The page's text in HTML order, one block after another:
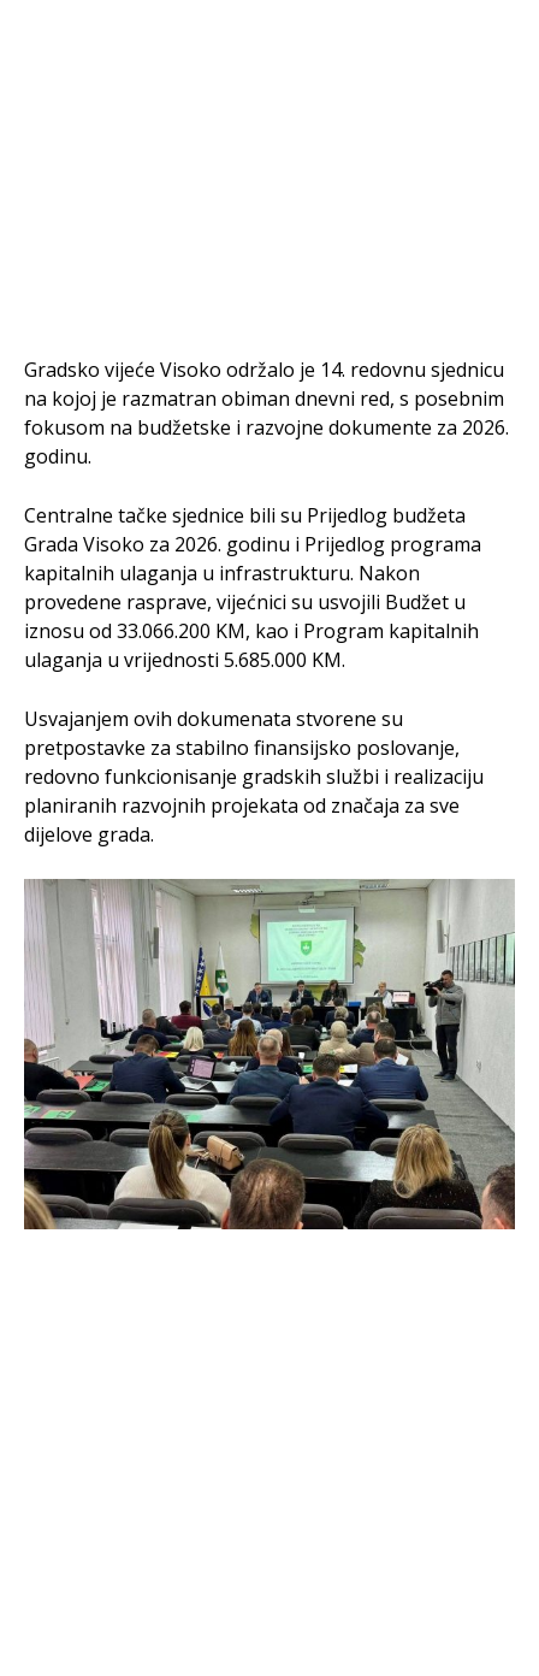
Gradsko vijeće Visoko održalo je 14. redovnu sjednicu
na kojoj je razmatran obiman dnevni red, s posebnim
fokusom na budžetske i razvojne dokumente za 2026.
godinu.
Centralne tačke sjednice bili su Prijedlog budžeta
Grada Visoko za 2026. godinu i Prijedlog programa
kapitalnih ulaganja u infrastrukturu. Nakon
provedene rasprave, vijećnici su usvojili Budžet u
iznosu od 33.066.200 KM, kao i Program kapitalnih
ulaganja u vrijednosti 5.685.000 KM.
Usvajanjem ovih dokumenata stvorene su
pretpostavke za stabilno finansijsko poslovanje,
redovno funkcionisanje gradskih službi i realizaciju
planiranih razvojnih projekata od značaja za sve
dijelove grada.